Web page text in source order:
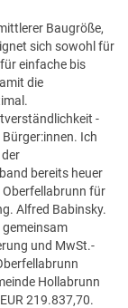
Baugröße,
sich sowohl für
einfache bis
die
-
Ich
bereits heuer
Oberfellabrunn für
Alfred Babinsky.
gemeinsam
und MwSt.-
Hollabrunn
219.837,70.